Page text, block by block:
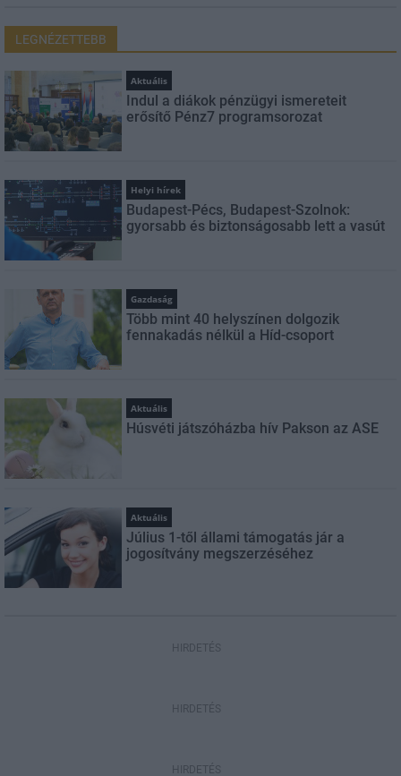
LEGNÉZETTEBB
Aktuális
Indul a diákok pénzügyi ismereteit
erősítő Pénz7 programsorozat
Helyi hírek
Budapest-Pécs, Budapest-Szolnok:
gyorsabb és biztonságosabb lett a vasút
Gazdaság
Több mint 40 helyszínen dolgozik
fennakadás nélkül a Híd-csoport
Aktuális
Húsvéti játszóházba hív Pakson az ASE
Aktuális
Július 1-től állami támogatás jár a
jogosítvány megszerzéséhez
HIRDETÉS
HIRDETÉS
HIRDETÉS